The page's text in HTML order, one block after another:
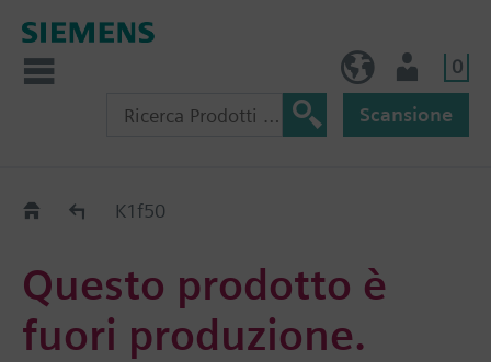
0
Scansione
Old2New
K1f50
Questo prodotto è
fuori produzione.